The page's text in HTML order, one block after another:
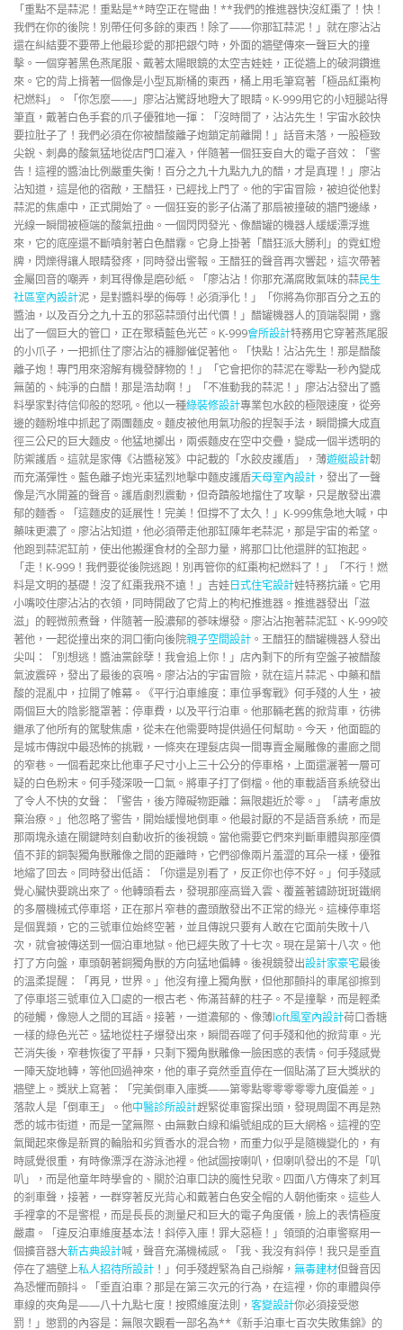
「重點不是蒜泥！重點是**時空正在彎曲！**我們的推進器快沒紅棗了！快！
我們在你的後院！別帶任何多餘的東西！除了——你那缸蒜泥！」就在廖沾沾
還在糾結要不要帶上他最珍愛的那把銀勺時，外面的牆壁傳來一聲巨大的撞
擊。一個穿著黑色燕尾服、戴著太陽眼鏡的太空吉娃娃，正從牆上的破洞鑽進
來。它的背上揹著一個像是小型瓦斯桶的東西，桶上用毛筆寫著「極品紅棗枸
杞燃料」。「你怎麼——」廖沾沾驚訝地瞪大了眼睛。K-999用它的小短腿站得
筆直，戴著白色手套的爪子優雅地一揮：「沒時間了，沾沾先生！宇宙水餃快
要拉肚子了！我們必須在你被醋酸離子炮鎖定前離開！」話音未落，一股極致
尖銳、刺鼻的酸氣猛地從店門口灌入，伴隨著一個狂妄自大的電子音效：「警
告！這裡的醬油比例嚴重失衡！百分之九十九點九九的醋，才是真理！」廖沾
沾知道，這是他的宿敵，王醋狂，已經找上門了。他的宇宙冒險，被迫從他對
蒜泥的焦慮中，正式開始了。一個狂妄的影子佔滿了那扇被撞破的牆門邊緣，
光線一瞬間被極端的酸氣扭曲。一個閃閃發光、像醋罐的機器人緩緩漂浮進
來，它的底座還不斷噴射著白色醋霧。它身上掛著「醋狂派大勝利」的霓虹燈
牌，閃爍得讓人眼睛發疼，同時發出警報。王醋狂的聲音再次響起，這次帶著
金屬回音的嘲弄，刺耳得像是磨砂紙。「廖沾沾！你那充滿腐敗氣味的蒜民生
社區室內設計泥，是對醬料學的侮辱！必須淨化！」「你將為你那百分之五的
醬油，以及百分之九十五的邪惡蒜頭付出代價！」醋罐機器人的頂端裂開，露
出了一個巨大的管口，正在聚積藍色光芒。K-999會所設計特務用它穿著燕尾服
的小爪子，一把抓住了廖沾沾的褲腳催促著他。「快點！沾沾先生！那是醋酸
離子炮！專門用來溶解有機發酵物的！」「它會把你的蒜泥在零點一秒內變成
無菌的、純淨的白醋！那是浩劫啊！」「不准動我的蒜泥！」廖沾沾發出了醬
料學家對待信仰般的怒吼。他以一種綠裝修設計專業包水餃的極限速度，從旁
邊的麵粉堆中抓起了兩團麵皮。麵皮被他用氣功般的捏製手法，瞬間擴大成直
徑三公尺的巨大麵皮。他猛地擲出，兩張麵皮在空中交疊，變成一個半透明的
防禦護盾。這就是家傳《沾醬秘笈》中記載的「水餃皮護盾」，薄遊艇設計韌
而充滿彈性。藍色離子炮光束猛烈地擊中麵皮護盾天母室內設計 ，發出了一聲
像是汽水開蓋的聲音。護盾劇烈震動，但奇蹟般地擋住了攻擊，只是散發出濃
郁的麵香。「這麵皮的延展性！完美！但撐不了太久！」K-999焦急地大喊，中
藥味更濃了。廖沾沾知道，他必須帶走他那缸陳年老蒜泥，那是宇宙的希望。
他跑到蒜泥缸前，使出他搬運食材的全部力量，將那口比他還胖的缸抱起。
「走！K-999！我們要從後院逃跑！別再管你的紅棗枸杞燃料了！」「不行！燃
料是文明的基礎！沒了紅棗我飛不遠！」吉娃日式住宅設計娃特務抗議。它用
小嘴咬住廖沾沾的衣領，同時開啟了它背上的枸杞推進器。推進器發出「滋
滋」的輕微煎煮聲，伴隨著一股濃郁的蔘味爆發。廖沾沾抱著蒜泥缸、K-999咬
著他，一起從撞出來的洞口衝向後院親子空間設計 。王醋狂的醋罐機器人發出
尖叫：「別想逃！醬油黨餘孽！我會追上你！」店內剩下的所有空盤子被醋酸
氣波震碎，發出了最後的哀鳴。廖沾沾的宇宙冒險，就在這片蒜泥、中藥和醋
酸的混亂中，拉開了帷幕。《平行泊車維度：車位爭奪戰》何手殘的人生，被
兩個巨大的陰影籠罩著：停車費，以及平行泊車。他那輛老舊的掀背車，彷彿
繼承了他所有的駕駛焦慮，從未在他需要時提供過任何幫助。今天，他面臨的
是城市傳說中最恐怖的挑戰，一條夾在理髮店與一間專賣金屬雕像的畫廊之間
的窄巷。一個看起來比他車子尺寸小上三十公分的停車格，上面還灑著一層可
疑的白色粉末。何手殘深吸一口氣。將車子打了倒檔。他的車載語音系統發出
了令人不快的女聲：「警告，後方障礙物距離：無限趨近於零。」「請考慮放
棄治療。」他忽略了警告，開始緩慢地倒車。他最討厭的不是語音系統，而是
那兩塊永遠在關鍵時刻自動收折的後視鏡。當他需要它們來判斷車體與那座價
值不菲的銅製獨角獸雕像之間的距離時，它們卻像兩片羞澀的耳朵一樣，優雅
地縮了回去。同時發出低語：「你還是別看了，反正你也停不好。」何手殘感
覺心臟快要跳出來了。他轉頭看去，發現那座高聳入雲、覆蓋著鏽跡斑斑鐵網
的多層機械式停車塔，正在那片窄巷的盡頭散發出不正常的綠光。這棟停車塔
是個異類，它的三號車位始終空著，並且傳說只要有人敢在它面前失敗十八
次，就會被傳送到一個泊車地獄。他已經失敗了十七次。現在是第十八次。他
打了方向盤，車頭朝著銅獨角獸的方向猛地偏轉。後視鏡發出設計家豪宅最後
的溫柔提醒：「再見，世界。」他沒有撞上獨角獸，但他那顫抖的車尾卻擦到
了停車塔三號車位入口處的一根古老、佈滿苔蘚的柱子。不是撞擊，而是輕柔
的碰觸，像戀人之間的耳語。接著，一道濃郁的、像薄loft風室內設計荷口香糖
一樣的綠色光芒。猛地從柱子爆發出來，瞬間吞噬了何手殘和他的掀背車。光
芒消失後，窄巷恢復了平靜，只剩下獨角獸雕像一臉困惑的表情。何手殘感覺
一陣天旋地轉，等他回過神來，他的車子竟然垂直停在一個貼滿了巨大獎狀的
牆壁上。獎狀上寫著：「完美倒車入庫獎——第零點零零零零零九度偏差。」
落款人是「倒車王」。他中醫診所設計趕緊從車窗探出頭，發現周圍不再是熟
悉的城市街道，而是一望無際、由無數白線和編號組成的巨大網格。這裡的空
氣聞起來像是新買的輪胎和劣質香水的混合物，而重力似乎是隨機變化的，有
時感覺很重，有時像漂浮在游泳池裡。他試圖按喇叭，但喇叭發出的不是「叭
叭」，而是他童年時學會的、關於泊車口訣的魔性兒歌。四面八方傳來了刺耳
的剎車聲，接著，一群穿著反光背心和戴著白色安全帽的人朝他衝來。這些人
手裡拿的不是警棍，而是長長的測量尺和巨大的電子角度儀，臉上的表情極度
嚴肅。「違反泊車維度基本法！斜停入庫！罪大惡極！」領頭的泊車警察用一
個擴音器大新古典設計喊，聲音充滿機械感。「我、我沒有斜停！我只是垂直
停在了牆壁上私人招待所設計 ！」何手殘趕緊為自己辯解， 無毒建材但聲音因
為恐懼而顫抖。「垂直泊車？那是在第三次元的行為，在這裡，你的車體與停
車線的夾角是——八十九點七度！按照維度法則， 客變設計你必須接受懲
罰！」懲罰的內容是：無限次觀看一部名為**《新手泊車七百次失敗集錦》的